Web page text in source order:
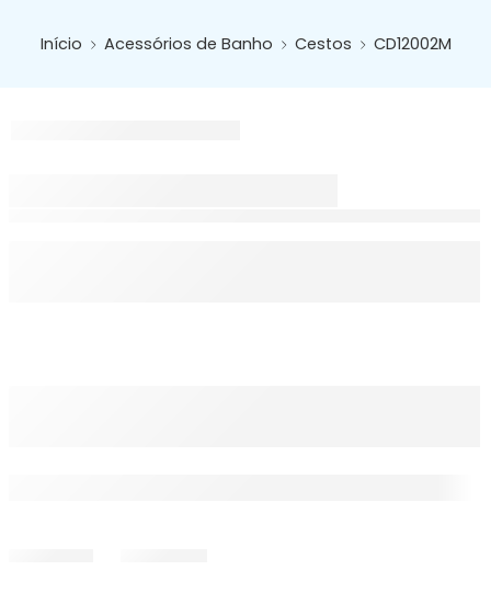
Início Acessórios de Banho Cestos CD12002M